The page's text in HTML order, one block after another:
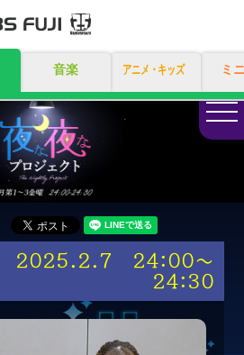
音楽 アニメ・キッズ ミ
2025.2.7 24:00～
24:30